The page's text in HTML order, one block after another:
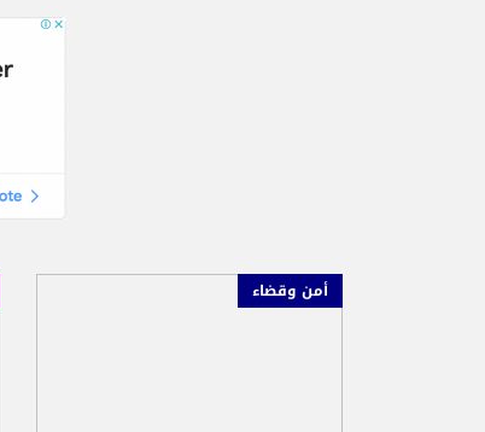
أمن وقضاء